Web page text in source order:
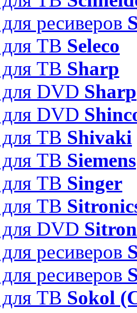
ресиверов
ТВ Seleco
ТВ Sharp
DVD Sharp
DVD
ТВ Shivaki
ТВ Siemens
ТВ Singer
ТВ
DVD
ресиверов
ресиверов
ТВ Sokol